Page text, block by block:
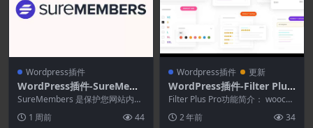
Wordpress插件
WordPress插件-SureMem
bers 3.1.0 –WordPress会员
插件
SureMembers 是保护您网站内容
的方法。 ...
1 周前 44
Wordpress插件 更新
WordPress插件-Filter Plus
Pro 1.0.18
Filter Plus Pro功能简介： wooco
2 年前 34